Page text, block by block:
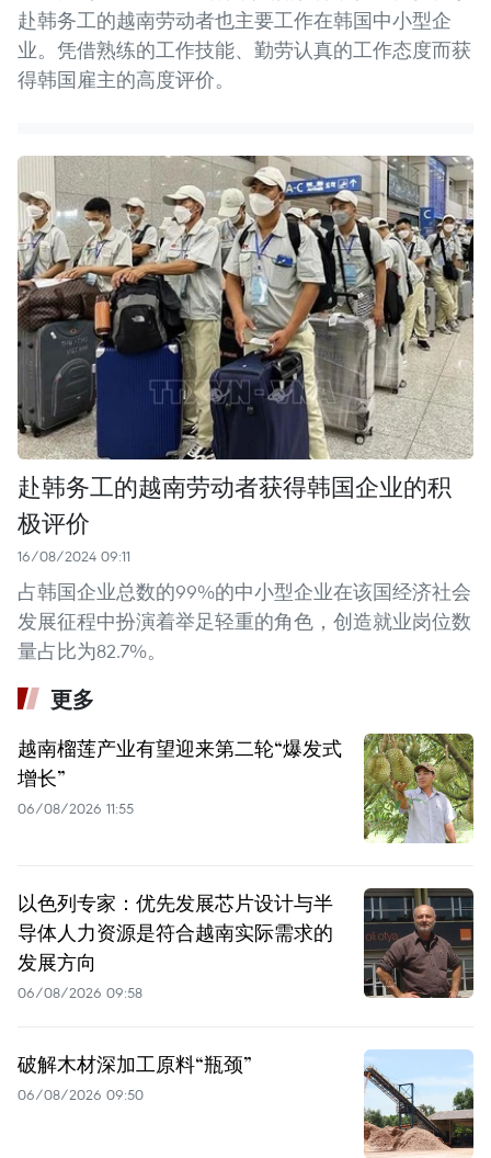
赴韩务工的越南劳动者也主要工作在韩国中小型企
业。凭借熟练的工作技能、勤劳认真的工作态度而获
得韩国雇主的高度评价。
赴韩务工的越南劳动者获得韩国企业的积
极评价
16/08/2024 09:11
占韩国企业总数的99%的中小型企业在该国经济社会
发展征程中扮演着举足轻重的角色，创造就业岗位数
量占比为82.7%。
更多
越南榴莲产业有望迎来第二轮“爆发式
增长”
06/08/2026 11:55
以色列专家：优先发展芯片设计与半
导体人力资源是符合越南实际需求的
发展方向
06/08/2026 09:58
破解木材深加工原料“瓶颈”
06/08/2026 09:50